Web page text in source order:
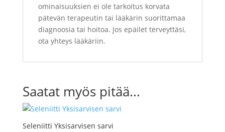
ominaisuuksien ei ole tarkoitus korvata
pätevän terapeutin tai lääkärin suorittamaa
diagnoosia tai hoitoa. Jos epäilet terveyttäsi,
ota yhteys lääkäriin.
Saatat myös pitää...
Seleniitti Yksisarvisen sarvi